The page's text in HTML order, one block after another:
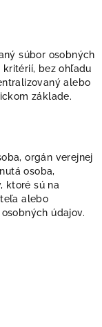
súbor osobných
bez ohľadu
alebo
základe.
orgán verejnej
osoba,
ktoré sú na
alebo
údajov.